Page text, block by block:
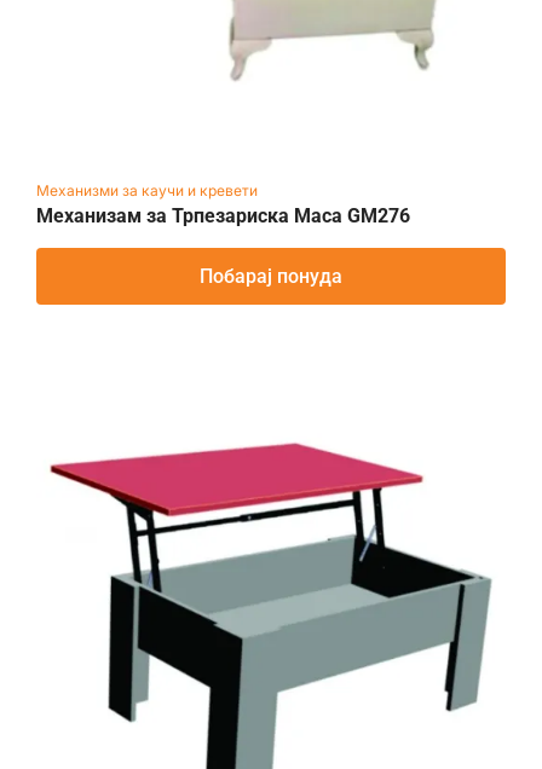
Механизми за каучи и кревети
Механизам за Трпезариска Маса GM276
Побарај понуда